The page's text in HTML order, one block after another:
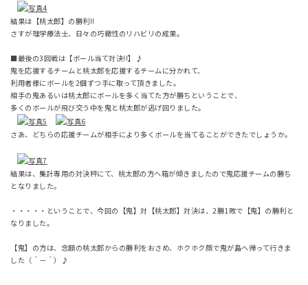
結果は【桃太郎】の勝利!!
さすが理学療法士、日々の巧緻性のリハビリの成果。
■最後の3回戦は【ボール当て対決!!】♪
鬼を応援するチームと桃太郎を応援するチームに分かれて、
利用者様にボールを2個ずつ手に取って頂きました。
相手の鬼あるいは桃太郎にボールを多く当てた方が勝ちということで、
多くのボールが飛び交う中を鬼と桃太郎が逃げ回りました。
さあ、どちらの応援チームが相手により多くボールを当てることができたでしょうか。
結果は、集計専用の対決秤にて、桃太郎の方へ箱が傾きましたので鬼応援チームの勝ち
となりました。
・・・・・ということで、今回の【鬼】対【桃太郎】対決は、2勝1敗で【鬼】の勝利と
なりました。
【鬼】の方は、念願の桃太郎からの勝利をおさめ、ホクホク顔で鬼が島へ帰って行きま
した（＾－＾）♪